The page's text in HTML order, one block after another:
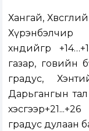
Хангай,
хөндийгөөр
газар, говийн
градус,
Дарьгангын
градус дулаан